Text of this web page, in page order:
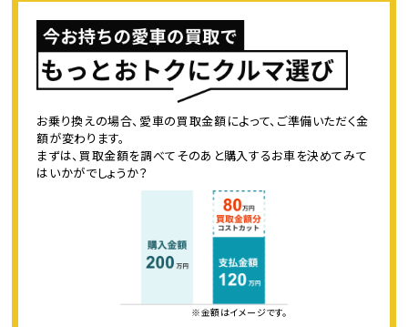
お乗り換えの場合、愛車の買取金額によって、ご準備いただく金
額が変わります。
まずは、買取金額を調べてそのあと購入するお車を決めてみて
はいかがでしょうか？
※金額はイメージです。